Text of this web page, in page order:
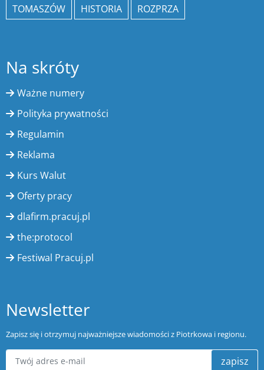
TOMASZÓW
HISTORIA ROZPRZA
Na skróty
Ważne numery
Polityka prywatności
Regulamin
Reklama
Kurs Walut
Oferty pracy
dlafirm.pracuj.pl
the:protocol
Festiwal Pracuj.pl
Newsletter
Zapisz się i otrzymuj najważniejsze wiadomości z Piotrkowa i regionu.
zapisz